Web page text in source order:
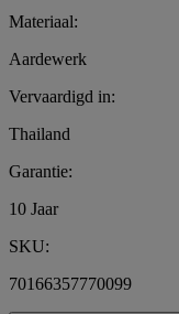
Materiaal:
Aardewerk
Vervaardigd in:
Thailand
Garantie:
10 Jaar
SKU:
70166357770099